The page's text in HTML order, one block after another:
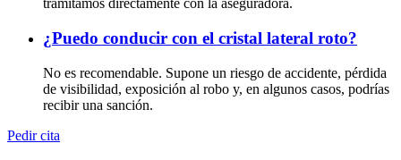
tramitamos directamente con la aseguradora.
¿Puedo conducir con el cristal lateral roto?
No es recomendable. Supone un riesgo de accidente, pérdida
de visibilidad, exposición al robo y, en algunos casos, podrías
recibir una sanción.
Pedir cita